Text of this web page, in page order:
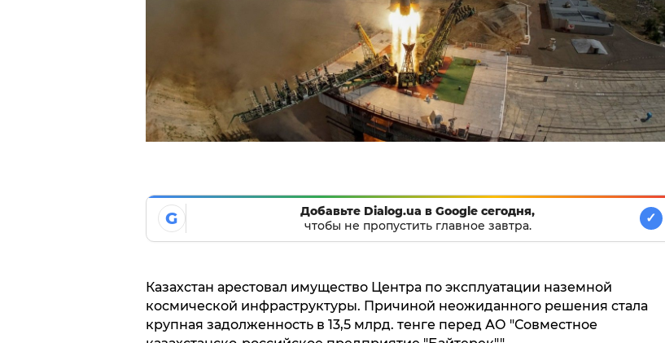
G
Добавьте Dialog.ua в Google сегодня,
чтобы не пропустить главное завтра.
✓
Казахстан арестовал имущество Центра по эксплуатации наземной
космической инфраструктуры. Причиной неожиданного решения стала
крупная задолженность в 13,5 млрд. тенге перед АО "Совместное